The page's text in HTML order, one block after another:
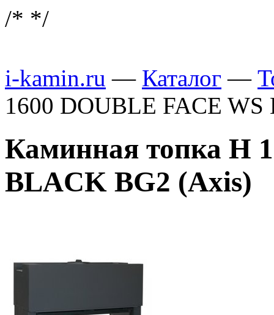
/* */
i-kamin.ru — Каталог —
1600 DOUBLE FACE
Каминная топка H
BLACK BG2 (Axis)